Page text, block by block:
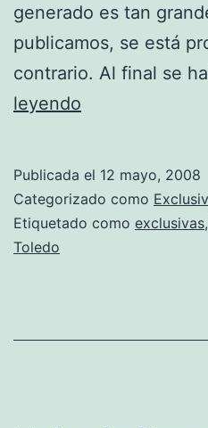
generado es tan
publicamos, se está
contrario. Al final se
leyendo
la
libertad
Publicada el 12 mayo, 2008
Categorizado como
Etiquetado como exclusivas,
Toledo